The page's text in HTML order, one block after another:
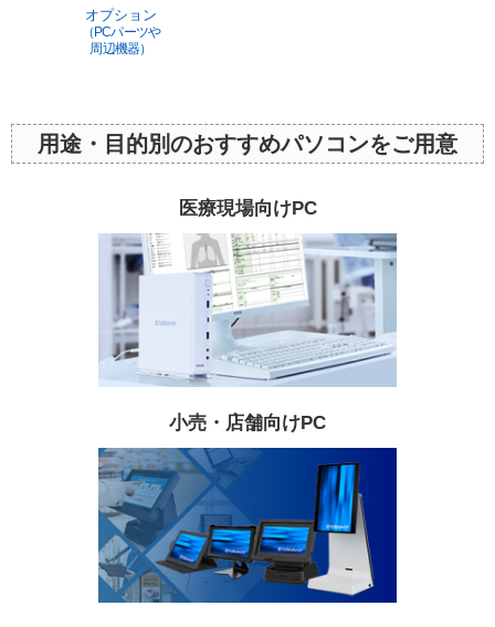
オプション
（PCパーツや
周辺機器）
用途・目的別のおすすめパソコンをご用意
医療現場向けPC
小売・店舗向けPC